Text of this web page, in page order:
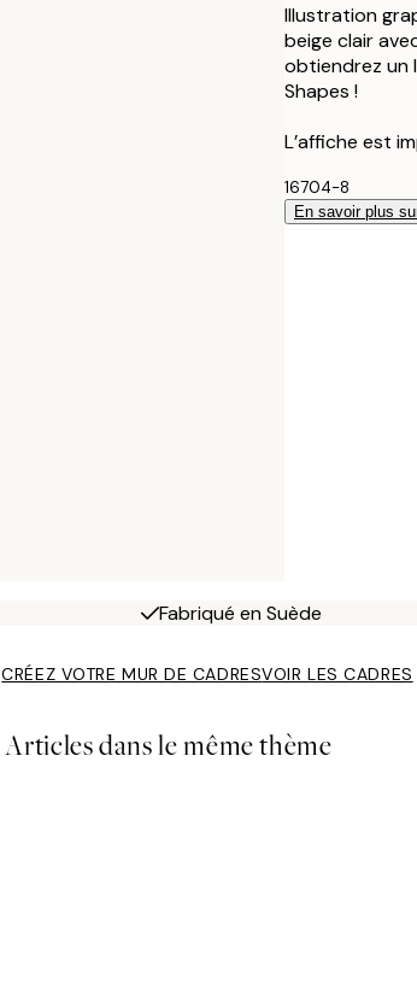
Illustration
beige clair
obtiendrez un
Shapes !
L’affiche est
16704-8
En savoir plus
Fabriqué en Suède
CRÉEZ VOTRE MUR DE CADRESVOIR LES CADRES
Articles dans le même thème